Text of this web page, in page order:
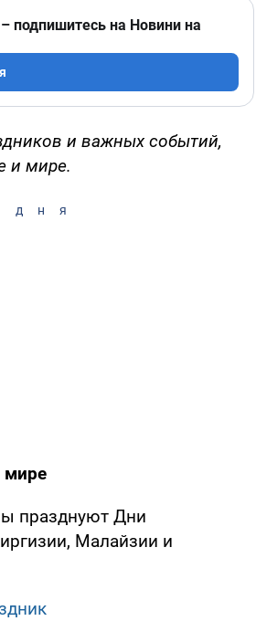
подпишитесь на Новини на
и важных событий,
и мире.
дня
мире
празднуют Дни
Малайзии и